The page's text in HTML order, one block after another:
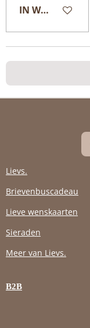
IN
Lievs.
Brievenbuscadeau
Lieve wenskaarten
Sieraden
Meer van Lievs.
B2B